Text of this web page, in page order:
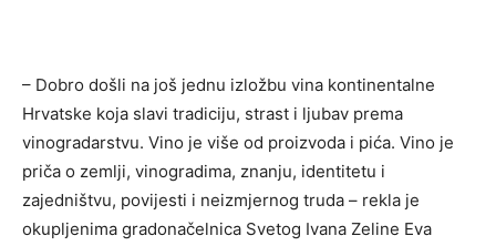
– Dobro došli na još jednu izložbu vina kontinentalne
Hrvatske koja slavi tradiciju, strast i ljubav prema
vinogradarstvu. Vino je više od proizvoda i pića. Vino je
priča o zemlji, vinogradima, znanju, identitetu i
zajedništvu, povijesti i neizmjernog truda – rekla je
okupljenima gradonačelnica Svetog Ivana Zeline Eva